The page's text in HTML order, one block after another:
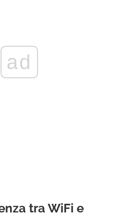
ad
tra WiFi e